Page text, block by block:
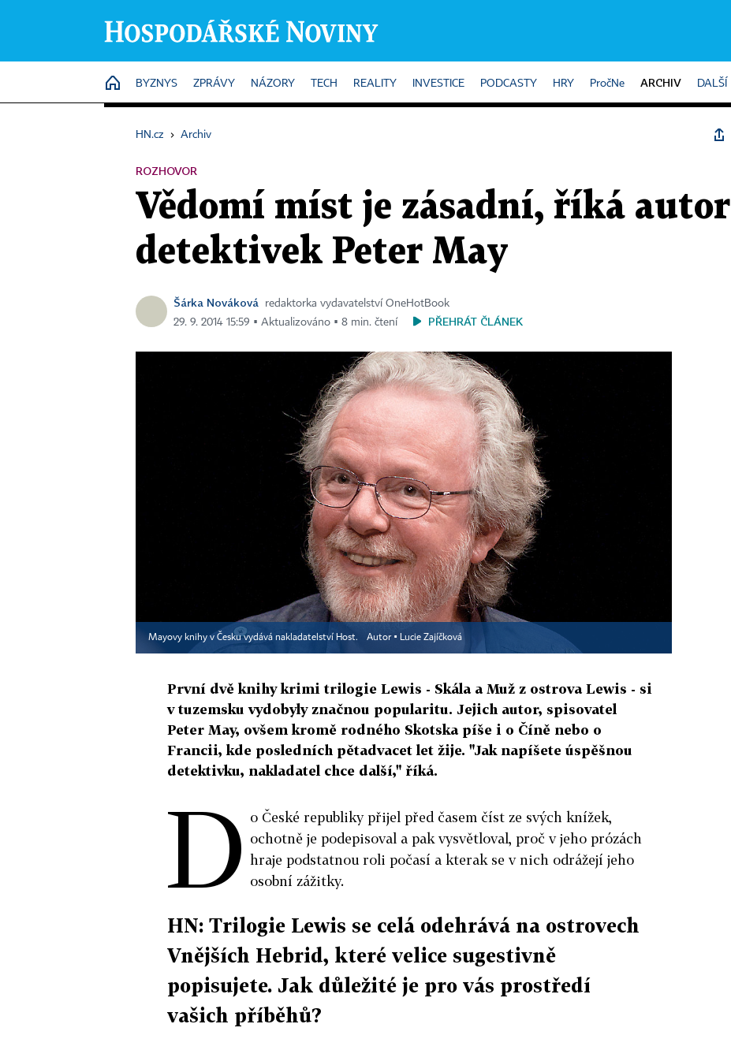
HOME
BYZNYS ZPRÁVY NÁZORY TECH REALITY INVESTICE PODCASTY HRY PročNe ARCHIV DALŠÍ
HN.cz › Archiv
ROZHOVOR
Vědomí míst je zásadní, říká autor
detektivek Peter May
Šárka Nováková
redaktorka vydavatelství OneHotBook
29. 9. 2014 15:59 ▪ Aktualizováno ▪ 8 min. čtení
PŘEHRÁT ČLÁNEK
Mayovy knihy v Česku vydává nakladatelství Host. Autor ▪ Lucie Zajíčková
První dvě knihy krimi trilogie Lewis - Skála a Muž z ostrova Lewis - si
v tuzemsku vydobyly značnou popularitu. Jejich autor, spisovatel
Peter May, ovšem kromě rodného Skotska píše i o Číně nebo o
Francii, kde posledních pětadvacet let žije. "Jak napíšete úspěšnou
detektivku, nakladatel chce další," říká.
D o České republiky přijel před časem číst ze svých knížek,
ochotně je podepisoval a pak vysvětloval, proč v jeho prózách
hraje podstatnou roli počasí a kterak se v nich odrážejí jeho
osobní zážitky.
HN: Trilogie Lewis se celá odehrává na ostrovech
Vnějších Hebrid, které velice sugestivně
popisujete. Jak důležité je pro vás prostředí
vašich příběhů?